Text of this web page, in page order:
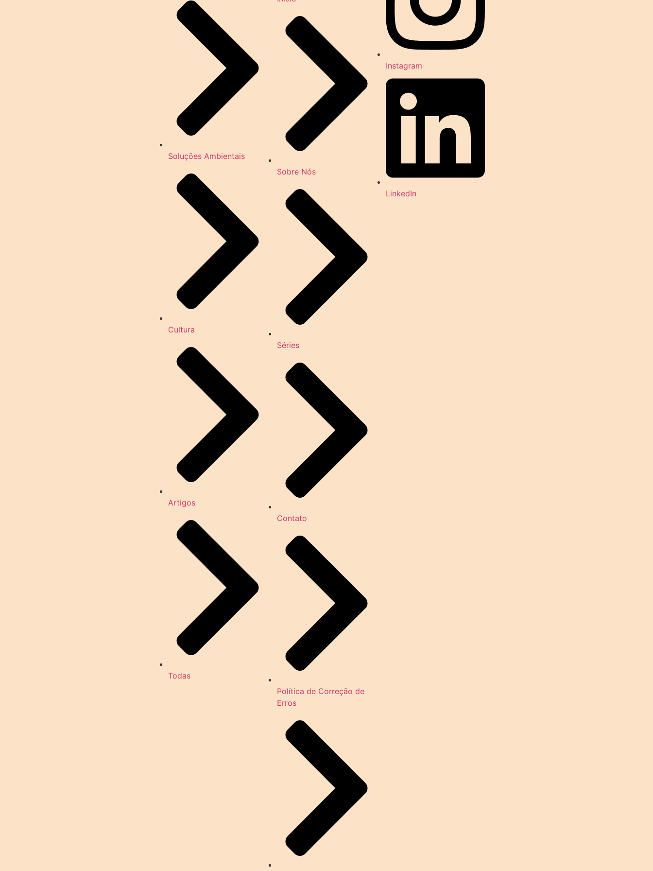
Soluções Ambientais
Cultura
Artigos
Todas
Sobre Nós
Séries
Contato
Política de Correção de
Erros
Instagram
LinkedIn